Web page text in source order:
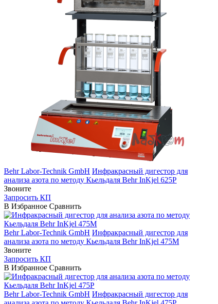
Behr Labor-Technik GmbH Инфракрасный дигестор для
анализа азота по методу Кьельдаля Behr InKjel 625P
Звоните
Запросить КП
В Избранное Сравнить
Behr Labor-Technik GmbH Инфракрасный дигестор для
анализа азота по методу Кьельдаля Behr InKjel 475М
Звоните
Запросить КП
В Избранное Сравнить
Behr Labor-Technik GmbH Инфракрасный дигестор для